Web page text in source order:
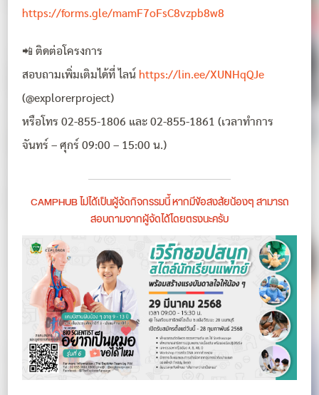
https://forms.gle/mamF7oFsC8vzpb8w8
📲 ติดต่อโครงการ
สอบถามเพิ่มเติมได้ที่ ไลน์ https://lin.ee/XUNHqQJe
(@explorerproject)
หรือโทร 02-855-1806 และ 02-855-1861 (เวลาทำการ
จันทร์ – ศุกร์ 09:00 – 15:00 น.)
CAMPHUB ไม่ได้เป็นผู้จัดกิจกรรมนี้ หากมีข้อสงสัยน้องๆ สามารถ
สอบถามจากผู้จัดได้โดยตรงนะครับ